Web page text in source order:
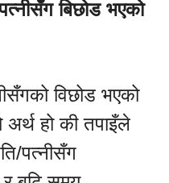
बिछोड भएको
विछोड भएको
हो की तपाइँले
पत्नीसँग